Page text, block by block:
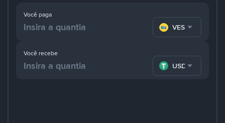
Você paga
VES
Você recebe
USDT